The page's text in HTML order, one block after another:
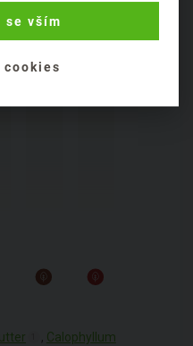
, Calophyllum
se vším
cookies